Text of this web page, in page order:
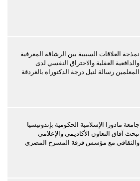
نمذجة العلاقات السببية بين الرشاقة المعرفية
والدافعية العقلية والاحتراق النفسي لدى
المعلمين رسالة لنيل درجة الدكتوراه بالغردقة
جامعة مادورا الإسلامية الحكومية بإندونيسيا
تبحث آفاق التعاون الأكاديمي والإعلامي
والثقافي مع مؤسس فرقة المسرح المصري